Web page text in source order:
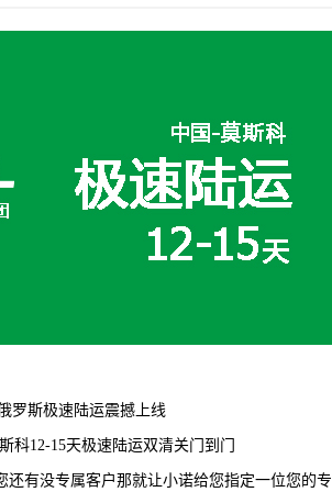
罗斯极速陆运震撼上线
科12-15天极速陆运双清关门到门
还有没专属客户那就让小诺给您指定一位您的